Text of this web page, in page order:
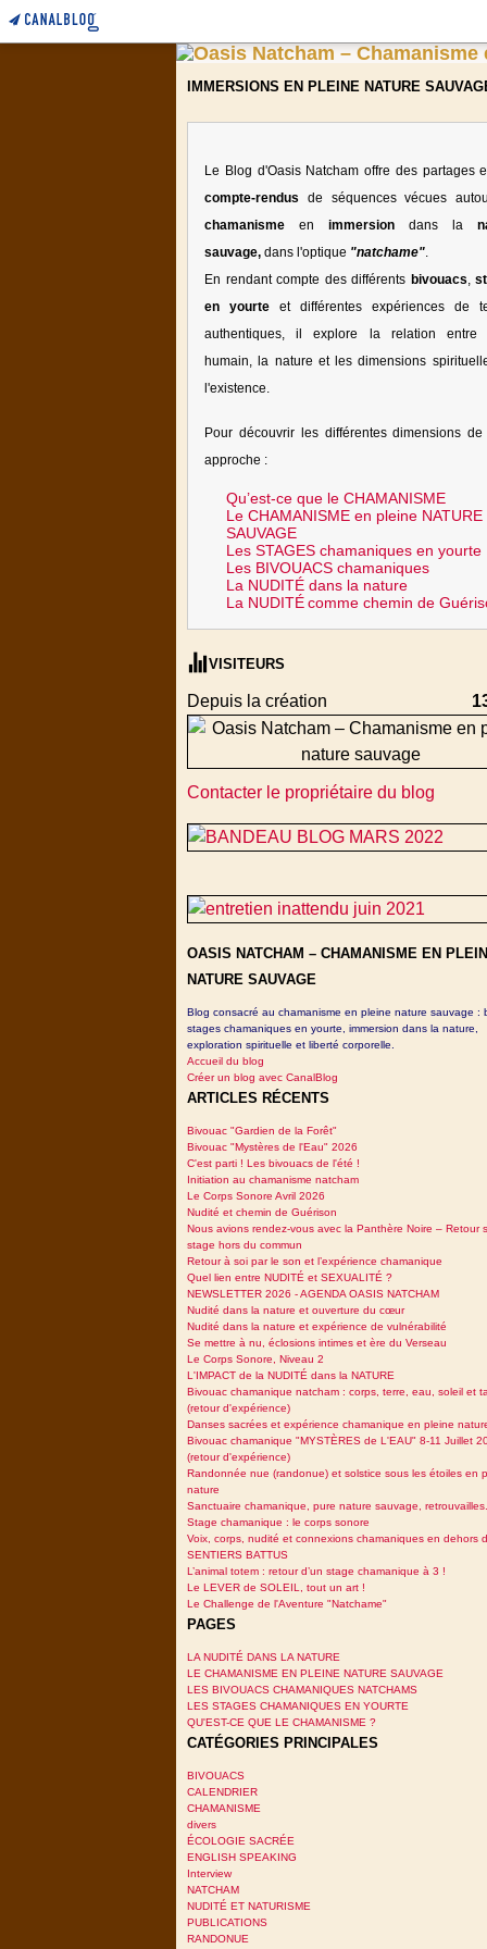
IMMERSIONS EN PLEINE NATURE
Le Blog d'Oasis Natcham offre des partages
compte-rendus de séquences vécues
chamanisme en immersion dans la
sauvage, dans l'optique "natchame".
En rendant compte des différents bivouacs,
en yourte et différentes expériences de
authentiques, il explore la relation entre
humain, la nature et les dimensions
l'existence.
Pour découvrir les différentes dimensions de
approche :
Qu’est-ce que le CHAMANISME
Le CHAMANISME en pleine NATURE
SAUVAGE
Les STAGES chamaniques en yourte
Les BIVOUACS chamaniques
La NUDITÉ dans la nature
La NUDITÉcomme chemin de
VISITEURS
Depuis la création
Contacter le propriétaire du blog
OASIS NATCHAM – CHAMANISME EN
NATURE SAUVAGE
Blog consacré au chamanisme en pleine nature sauvage :
stages chamaniques en yourte, immersion dans la nature,
exploration spirituelle et liberté corporelle.
Accueil du blog
Créer un blog avec CanalBlog
ARTICLES RÉCENTS
Bivouac "Gardien de la Forêt"
Bivouac "Mystères de l'Eau" 2026
C'est parti ! Les bivouacs de l'été !
Initiation au chamanisme natcham
Le Corps Sonore Avril 2026
Nudité et chemin de Guérison
Nous avions rendez-vous avec la Panthère Noire – Retour
stage hors du commun
Retour à soi par le son et l’expérience chamanique
Quel lien entre NUDITÉ et SEXUALITÉ ?
NEWSLETTER 2026 - AGENDA OASIS NATCHAM
Nudité dans la nature et ouverture du cœur
Nudité dans la nature et expérience de vulnérabilité
Se mettre à nu, éclosions intimes et ère du Verseau
Le Corps Sonore, Niveau 2
L'IMPACT de la NUDITÉ dans la NATURE
Bivouac chamanique natcham : corps, terre, eau, soleil et
(retour d'expérience)
Danses sacrées et expérience chamanique en pleine
Bivouac chamanique "MYSTÈRES de L'EAU" 8-11 Juillet
(retour d'expérience)
Randonnée nue (randonue) et solstice sous les étoiles en
nature
Sanctuaire chamanique, pure nature sauvage,
Stage chamanique : le corps sonore
Voix, corps, nudité et connexions chamaniques en dehors
SENTIERS BATTUS
L’animal totem : retour d’un stage chamanique à 3 !
Le LEVER de SOLEIL, tout un art !
Le Challenge de l'Aventure "Natchame"
PAGES
LA NUDITÉ DANS LA NATURE
LE CHAMANISME EN PLEINE NATURE SAUVAGE
LES BIVOUACS CHAMANIQUES NATCHAMS
LES STAGES CHAMANIQUES EN YOURTE
QU'EST-CE QUE LE CHAMANISME ?
CATÉGORIES PRINCIPALES
BIVOUACS
CALENDRIER
CHAMANISME
divers
ÉCOLOGIE SACRÉE
ENGLISH SPEAKING
Interview
NATCHAM
NUDITÉ ET NATURISME
PUBLICATIONS
RANDONUE